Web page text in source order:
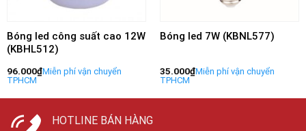
Bóng led công suất cao 12W
(KBHL512)
96.000₫
Bóng led 7W (KBNL577)
35.000₫
HOTLINE BÁN HÀNG